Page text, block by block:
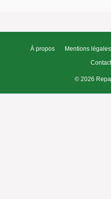
À propos Mentions légales
© 2026